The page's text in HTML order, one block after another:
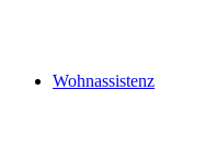
Wohnassistenz